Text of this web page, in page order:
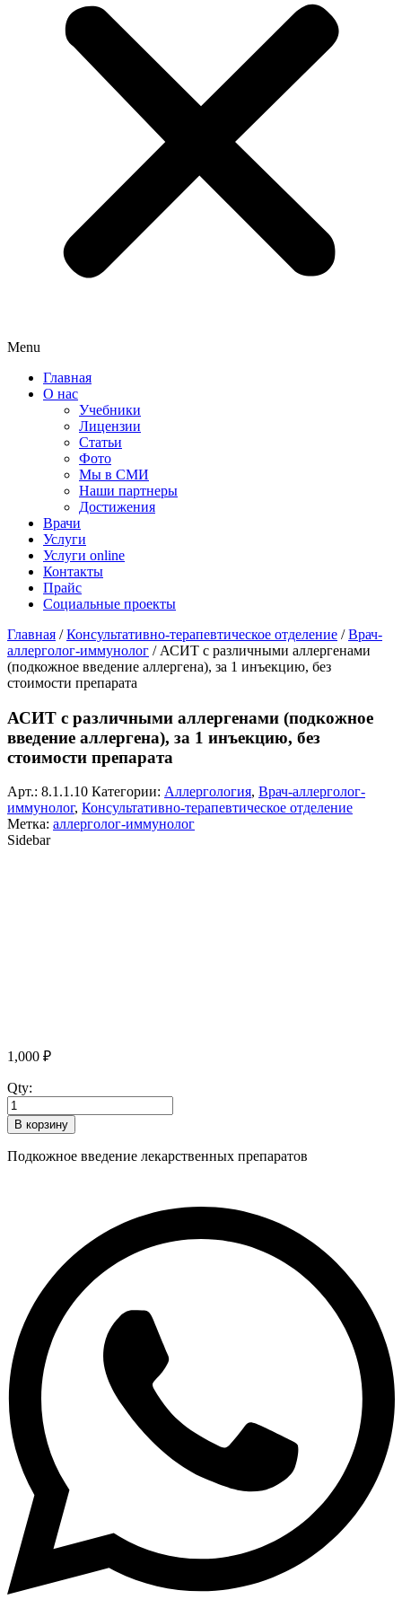
Menu
Главная
О нас
Учебники
Лицензии
Статьи
Фото
Мы в СМИ
Наши партнеры
Достижения
Врачи
Услуги
Услуги online
Контакты
Прайс
Социальные проекты
Главная /Консультативно-терапевтическое отделение /Врач-
аллерголог-иммунолог / АСИТ с различными аллергенами
(подкожное введение аллергена), за 1 инъекцию, без
стоимости препарата
АСИТ с различными аллергенами (подкожное
введение аллергена), за 1 инъекцию, без
стоимости препарата
Арт.: 8.1.1.10 Категории: Аллергология, Врач-аллерголог-
иммунолог, Консультативно-терапевтическое отделение
Метка: аллерголог-иммунолог
Sidebar
1,000 ₽
Qty:
В корзину
Подкожное введение лекарственных препаратов